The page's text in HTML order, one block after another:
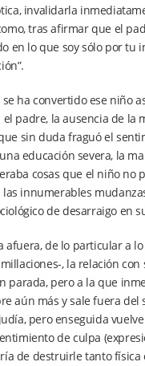
invalidarla
tras afirmar que el
en lo que soy sólo por
se ha convertido ese
padre, la ausencia de
sin duda fraguó el
educación severa, la
cosas que el niño no
innumerables
de desarraigo en
afuera, de lo particular a
, la relación
parada, pero a la que
aún más y sale fuera
pero enseguida
de culpa
de destruirle tanto